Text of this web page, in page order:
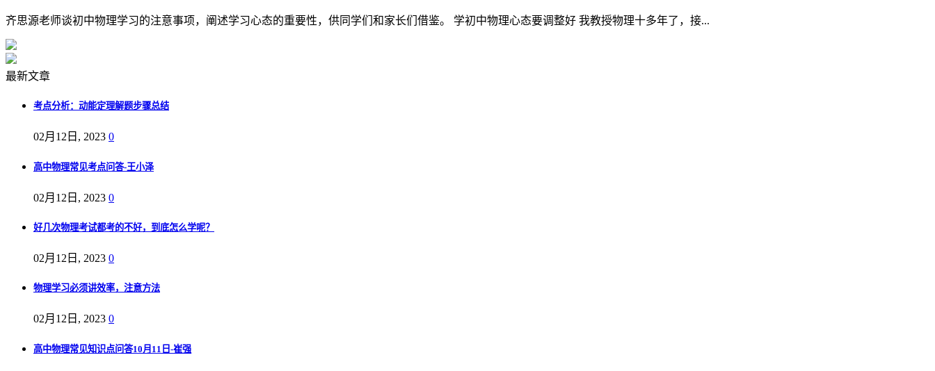
齐思源老师谈初中物理学习的注意事项，阐述学习心态的重要性，供同学们和家长们借鉴。 学初中物理心态要调整好 我教授物理十多年了，接...
最新文章
考点分析：动能定理解题步骤总结
02月12日, 2023 0
高中物理常见考点问答-王小泽
02月12日, 2023 0
好几次物理考试都考的不好，到底怎么学呢？
02月12日, 2023 0
物理学习必须讲效率，注意方法
02月12日, 2023 0
高中物理常见知识点问答10月11日-崔强